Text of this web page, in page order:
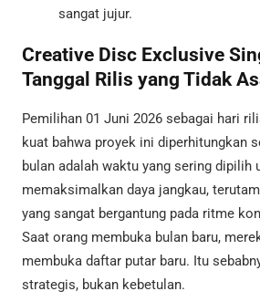
sangat jujur.
Creative Disc Exclusive
Tanggal Rilis yang Tidak
Pemilihan 01 Juni 2026 sebagai hari
kuat bahwa proyek ini diperhitungkan
bulan adalah waktu yang sering dipilih
memaksimalkan daya jangkau,
yang sangat bergantung pada ritme
Saat orang membuka bulan baru,
membuka daftar putar baru. Itu
strategis, bukan kebetulan.